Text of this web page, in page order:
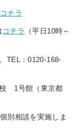
コチラ
コチラ
（平日10時～
TEL：0120-168-
1号館（東京都
別相談を実施しま